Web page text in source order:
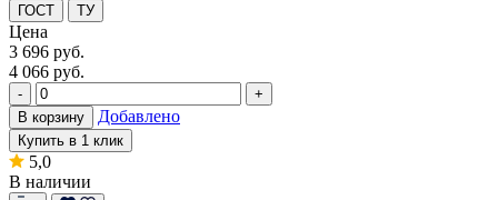
ГОСТ ТУ
Цена
3 696 руб.
4 066 руб.
-
+
В корзину
Добавлено
Купить в 1 клик
5,0
В наличии